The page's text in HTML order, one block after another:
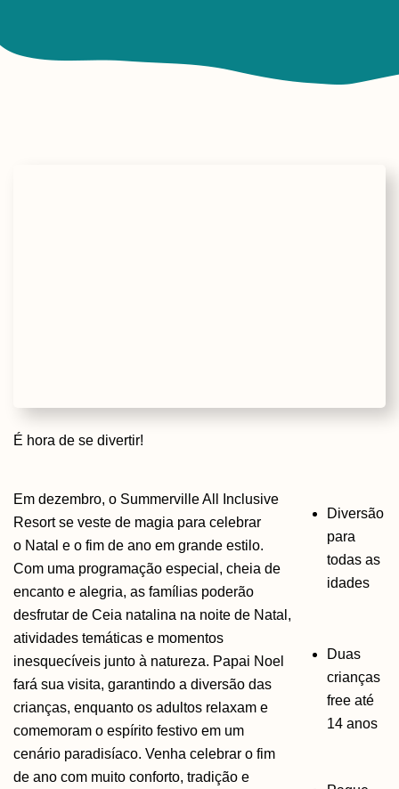
É hora de se divertir!
Em dezembro, o Summerville All Inclusive
Resort se veste de magia para celebrar
o Natal e o fim de ano em grande estilo.
Com uma programação especial, cheia de
encanto e alegria, as famílias poderão
desfrutar de Ceia natalina na noite de Natal,
atividades temáticas e momentos
inesquecíveis junto à natureza. Papai Noel
fará sua visita, garantindo a diversão das
crianças, enquanto os adultos relaxam e
comemoram o espírito festivo em um
cenário paradisíaco. Venha celebrar o fim
de ano com muito conforto, tradição e
Diversão
para
todas as
idades
Duas
crianças
free até
14 anos